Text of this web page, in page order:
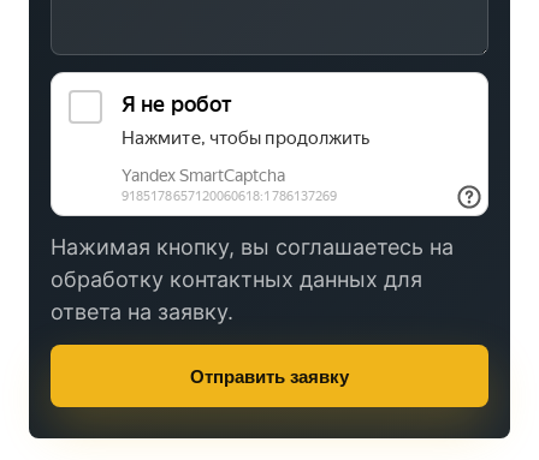
Нажимая кнопку, вы соглашаетесь на
обработку контактных данных для
ответа на заявку.
Отправить заявку